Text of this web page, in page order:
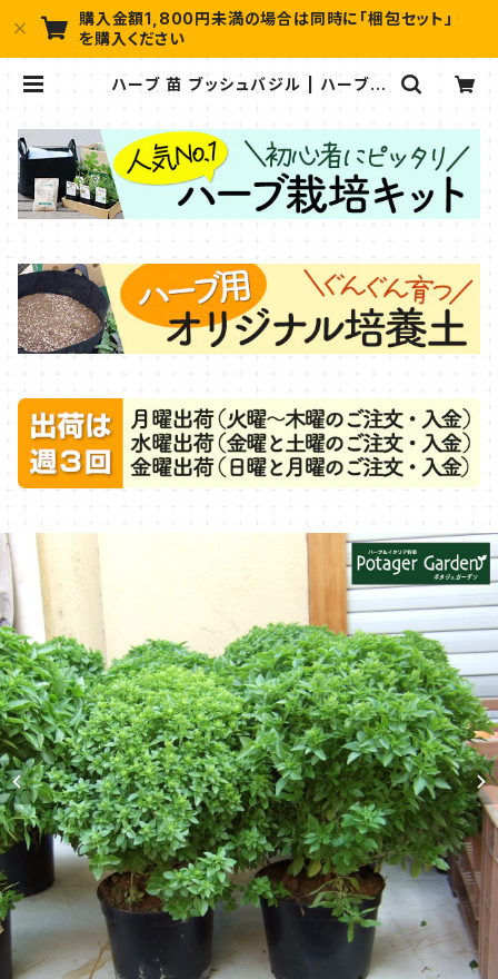
購入金額1,800円未満の場合は同時に「梱包セット」
を購入ください
ハーブ 苗 ブッシュバジル | ハーブ苗